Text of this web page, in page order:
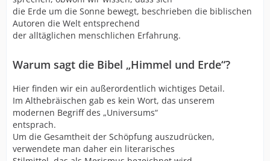
die Erde um die Sonne bewegt, beschrieben die biblischen
Autoren die Welt entsprechend
der alltäglichen menschlichen Erfahrung.
Warum sagt die Bibel „Himmel und Erde“?
Hier finden wir ein außerordentlich wichtiges Detail.
Im Althebräischen gab es kein Wort, das unserem
modernen Begriff des „Universums“
entsprach.
Um die Gesamtheit der Schöpfung auszudrücken,
verwendete man daher ein literarisches